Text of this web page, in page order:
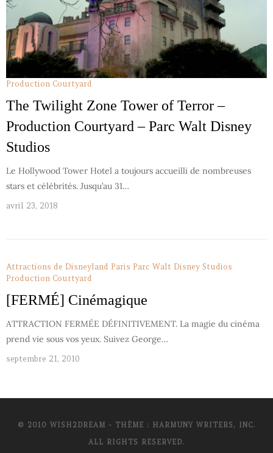
Production Courtyard
The Twilight Zone Tower of Terror –
Production Courtyard – Parc Walt Disney
Studios
Le Hollywood Tower Hotel a toujours accueilli de nombreuses
stars et célébrités. Jusqu’au 31…
avril 23, 2018
Attractions de Disneyland Paris Parc Walt Disney Studios
Production Courtyard
[FERMÉ] Cinémagique
ATTRACTION FERMÉE DÉFINITIVEMENT. La magie du cinéma
prend vie sous vos yeux. Suivez George…
septembre 21, 2010
© 2010 WISH2DREAM - THÈME : HARMUNY WRITERS, INC.
ALL RIGHTS RESERVED.